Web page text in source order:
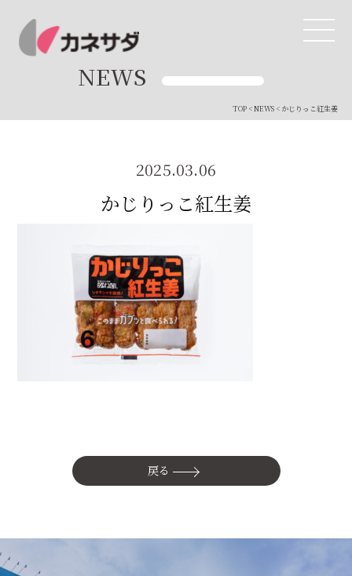
TOP
生産体制
美味しい安心
品質管理
直営店
かね貞の歴史
リニューアル中
NEWS
TOP<NEWS< かじりっこ紅生姜
2025.03.06
かじりっこ紅生姜
戻る